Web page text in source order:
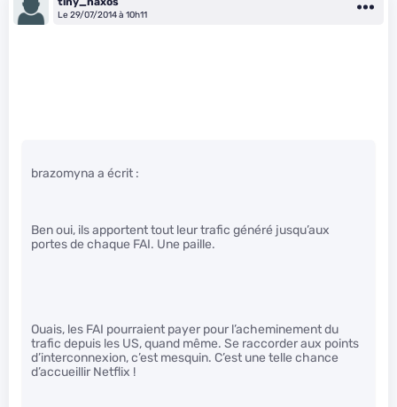
Le 29/07/2014 à 10h11
brazomyna a écrit :
Ben oui, ils apportent tout leur trafic généré jusqu’aux
portes de chaque FAI. Une paille.
Ouais, les FAI pourraient payer pour l’acheminement du
trafic depuis les US, quand même. Se raccorder aux points
d’interconnexion, c’est mesquin. C’est une telle chance
d’accueillir Netflix !